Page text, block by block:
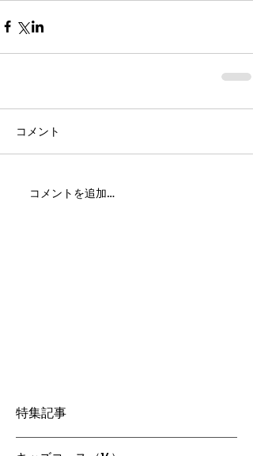
コメント
コメントを追加…
特集記事